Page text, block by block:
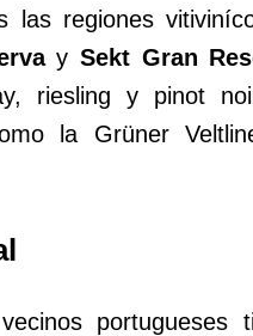
las regiones
ySekt Gran
riesling y pinot
la Grüner
portugueses